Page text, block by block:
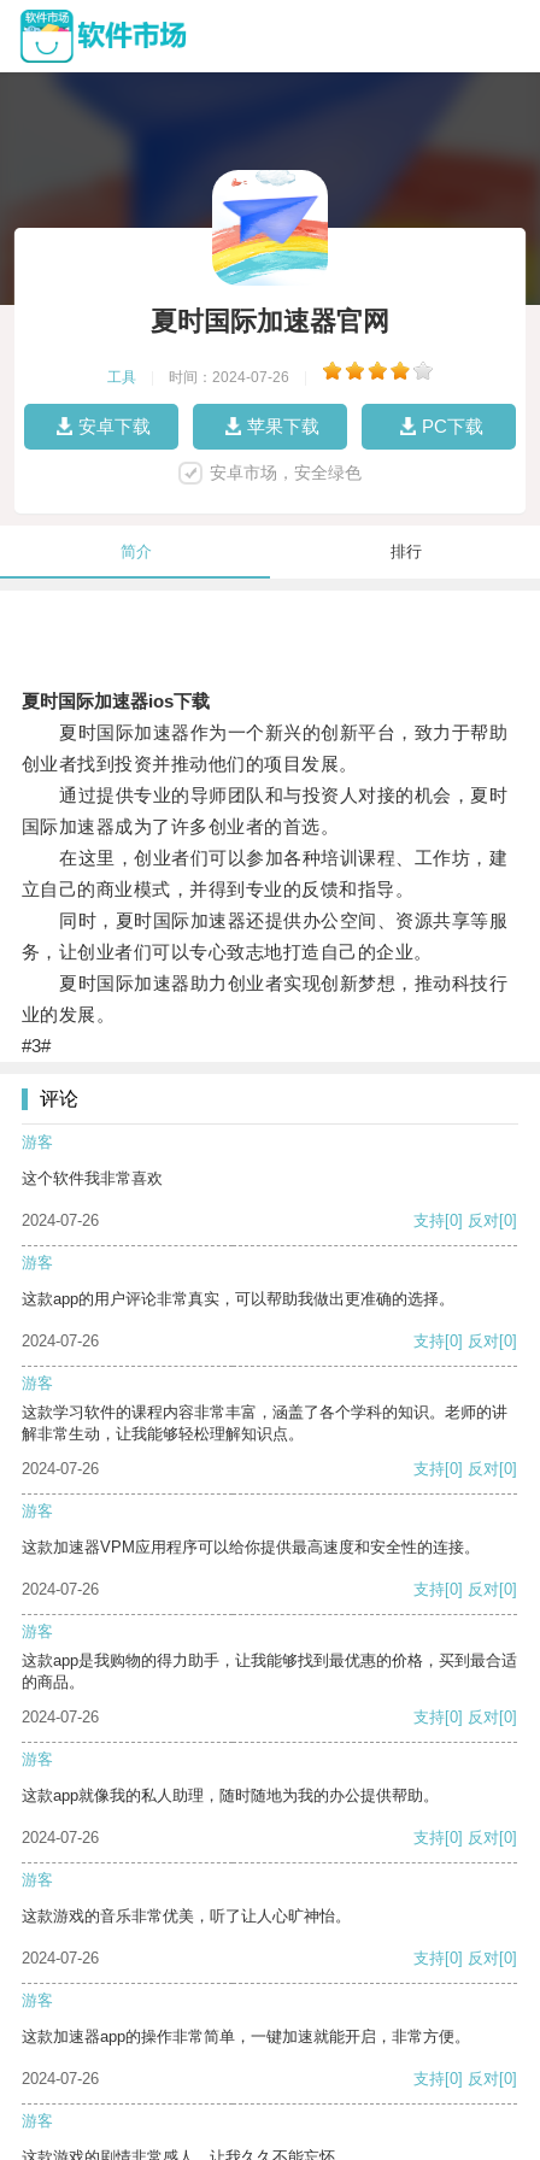
夏时国际加速器官网
工具 时间：2024-07-26
安卓下载 苹果下载 PC下载
安卓市场，安全绿色
简介 排行
夏时国际加速器ios下载
夏时国际加速器作为一个新兴的创新平台，致力于帮助
创业者找到投资并推动他们的项目发展。
通过提供专业的导师团队和与投资人对接的机会，夏时
国际加速器成为了许多创业者的首选。
在这里，创业者们可以参加各种培训课程、工作坊，建
立自己的商业模式，并得到专业的反馈和指导。
同时，夏时国际加速器还提供办公空间、资源共享等服
务，让创业者们可以专心致志地打造自己的企业。
夏时国际加速器助力创业者实现创新梦想，推动科技行
业的发展。
#3#
评论
游客
这个软件我非常喜欢
2024-07-26 支持[0] 反对[0]
游客
这款app的用户评论非常真实，可以帮助我做出更准确的选择。
2024-07-26 支持[0] 反对[0]
游客
这款学习软件的课程内容非常丰富，涵盖了各个学科的知识。老师的讲
解非常生动，让我能够轻松理解知识点。
2024-07-26
支持[0] 反对[0]
游客
这款加速器VPM应用程序可以给你提供最高速度和安全性的连接。
2024-07-26 支持[0] 反对[0]
游客
这款app是我购物的得力助手，让我能够找到最优惠的价格，买到最合适
的商品。
2024-07-26
支持[0] 反对[0]
游客
这款app就像我的私人助理，随时随地为我的办公提供帮助。
2024-07-26 支持[0] 反对[0]
游客
这款游戏的音乐非常优美，听了让人心旷神怡。
2024-07-26 支持[0] 反对[0]
游客
这款加速器app的操作非常简单，一键加速就能开启，非常方便。
2024-07-26 支持[0] 反对[0]
游客